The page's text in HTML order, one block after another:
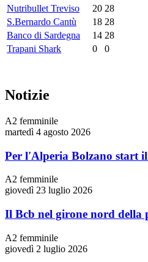
Nutribullet Treviso
20 28
S.Bernardo Cantù
18 28
Banco di Sardegna
14 28
Trapani Shark
0 0
Notizie
A2 femminile
martedì 4 agosto 2026
Per l'Alperia Bolzano start
A2 femminile
giovedì 23 luglio 2026
Il Bcb nel girone nord della
A2 femminile
giovedì 2 luglio 2026